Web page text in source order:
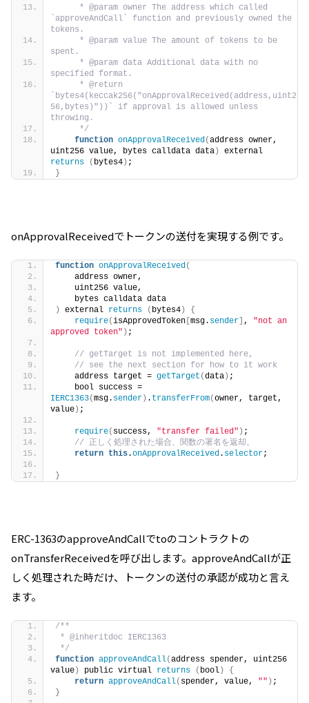
     * @param owner The address which called
`approveAndCall` function and previously owned the
tokens.
     * @param value The amount of tokens to be
spent.
     * @param data Additional data with no
specified format.
     * @return
`bytes4(keccak256("onApprovalReceived(address,uint2
56,bytes)"))` if approval is allowed unless
throwing.
     */
function onApprovalReceived(address owner,
uint256 value, bytes calldata data )
returns
( bytes4 ) ;
}
onApprovalReceivedでトークンの送付を実現する例です。
function onApprovalReceived(
    address owner,
    uint256 value,
    bytes calldata data
)
external returns ( bytes4 )
{
require(isApprovedToken msg. sender , "not an
approved token" ) ;
    address target =
getTarget (data )
IERC1363(msg. sender ) . transferFrom(owner, target,
value ) ;
require( success, "transfer failed" )
// 正しく処理された場合、関数の署名を返却。
return this.onApprovalReceived. selector;
}
ERC-1363のapproveAndCallでtoのコントラクトの
onTransferReceivedを呼び出します。approveAndCallが正
しく処理された時だけ、トークンの送付の承認が成功と言え
ます。
/**
* @inheritdoc IERC1363
*/
function approveAndCall(address spender, uint256
value ) public virtual returns ( bool )
{
return approveAndCall( spender, value, "" ) ;
}